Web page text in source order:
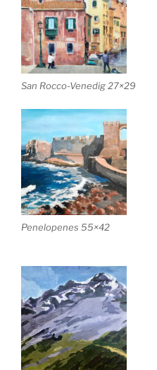
San Rocco-Venedig 27×29
Penelopenes 55×42